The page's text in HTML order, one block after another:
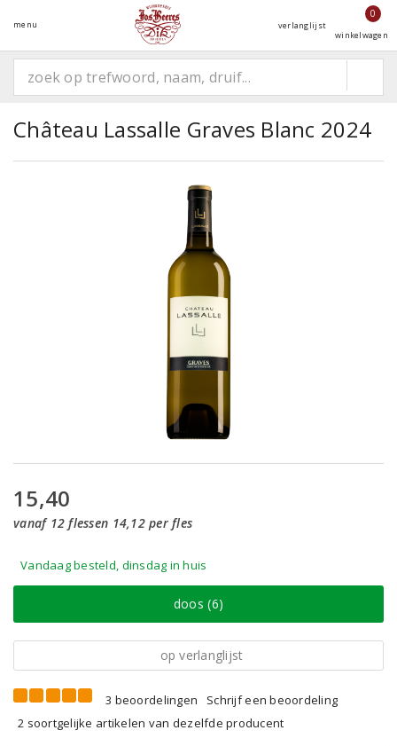
menu verlanglijst
0
winkelwagen
Château Lassalle Graves Blanc 2024
15,40
vanaf 12 flessen 14,12 per fles
Vandaag besteld, dinsdag in huis
doos (6)
op verlanglijst
3 beoordelingen
Schrijf een beoordeling
2 soortgelijke artikelen van dezelfde producent